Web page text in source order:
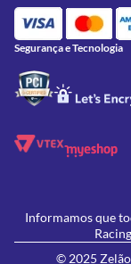
Feminino
Lançamentos
Política de
Política de
Oficina/Serviços
Segurança e Tecnologia
Informamos que
© 2025 Zelão